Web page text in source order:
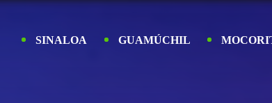
SINALOA GUAMÚCHIL